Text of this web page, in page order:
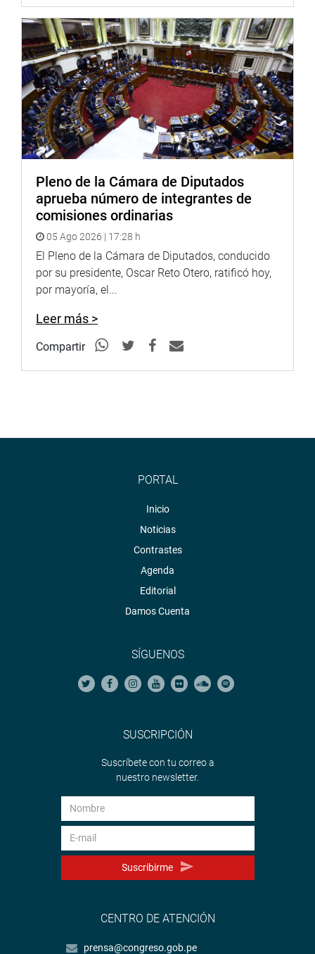
Pleno de la Cámara de Diputados
aprueba número de integrantes de
comisiones ordinarias
05 Ago 2026 | 17:28 h
El Pleno de la Cámara de Diputados, conducido
por su presidente, Oscar Reto Otero, ratificó hoy,
por mayoría, el...
Leer más >
Compartir
PORTAL
Inicio
Noticias
Contrastes
Agenda
Editorial
Damos Cuenta
SÍGUENOS
SUSCRIPCIÓN
Suscríbete con tu correo a
nuestro newsletter.
Suscribirme
CENTRO DE ATENCIÓN
prensa@congreso.gob.pe